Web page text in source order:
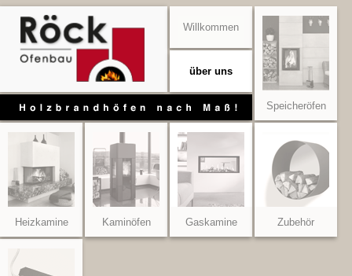
Willkommen
über uns
Speicheröfen
Heizkamine Kaminöfen Gaskamine Zubehör